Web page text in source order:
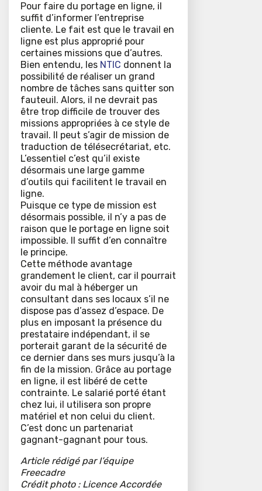
Pour faire du portage en ligne, il
suffit d’informer l’entreprise
cliente. Le fait est que le travail en
ligne est plus approprié pour
certaines missions que d’autres.
Bien entendu, les NTIC donnent la
possibilité de réaliser un grand
nombre de tâches sans quitter son
fauteuil. Alors, il ne devrait pas
être trop difficile de trouver des
missions appropriées à ce style de
travail. Il peut s’agir de mission de
traduction de télésecrétariat, etc.
L’essentiel c’est qu’il existe
désormais une large gamme
d’outils qui facilitent le travail en
ligne.
Puisque ce type de mission est
désormais possible, il n’y a pas de
raison que le portage en ligne soit
impossible. Il suffit d’en connaître
le principe.
Cette méthode avantage
grandement le client, car il pourrait
avoir du mal à héberger un
consultant dans ses locaux s’il ne
dispose pas d’assez d’espace. De
plus en imposant la présence du
prestataire indépendant, il se
porterait garant de la sécurité de
ce dernier dans ses murs jusqu’à la
fin de la mission. Grâce au portage
en ligne, il est libéré de cette
contrainte. Le salarié porté étant
chez lui, il utilisera son propre
matériel et non celui du client.
C’est donc un partenariat
gagnant-gagnant pour tous.
Article rédigé par l’équipe
Freecadre
Crédit photo : Licence Accordée